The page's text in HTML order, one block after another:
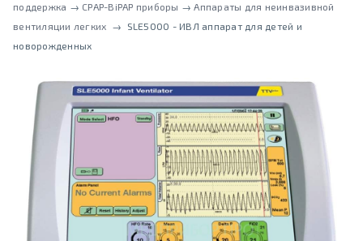
поддержка → CPAP-BiPAP приборы → Аппараты для неинвазивной
вентиляции легких →
SLE5000 - ИВЛ аппарат для детей и
новорожденных